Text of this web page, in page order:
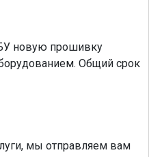
новую прошивку
Общий срок
мы отправляем вам